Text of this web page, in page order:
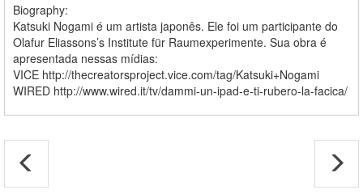
Biography:
Katsuki Nogami é um artista japonês. Ele foi um participante do
Olafur Eliassons’s Institute für Raumexperimente. Sua obra é
apresentada nessas mídias:
VICE http://thecreatorsproject.vice.com/tag/Katsuki+Nogami
WIRED http://www.wired.it/tv/dammi-un-ipad-e-ti-rubero-la-facica/